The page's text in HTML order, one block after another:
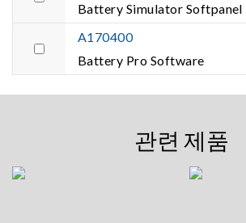
Battery Simulator Softpanel
A170400
Battery Pro Software
관련 제품